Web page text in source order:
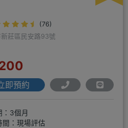
(76)
莊區民安路93號
即預約
：3個月
間：現場評估